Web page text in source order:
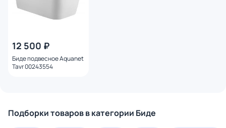
12 500 ₽
Биде подвесное Aquanet
Tavr 00243554
Подборки товаров в категории Биде